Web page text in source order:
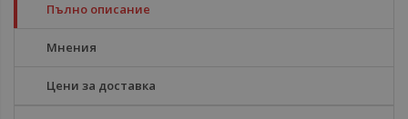
Пълно описание
Мнения
Цени за доставка